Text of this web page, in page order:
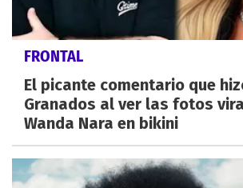
FRONTAL
El picante comentario que
Granados al ver las fotos
Wanda Nara en bikini